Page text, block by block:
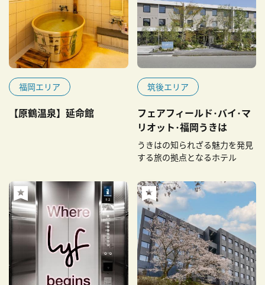
福岡エリア
【原鶴温泉】延命館
筑後エリア
フェアフィールド･バイ･マ
リオット･福岡うきは
うきはの知られざる魅力を発見
する旅の拠点となるホテル